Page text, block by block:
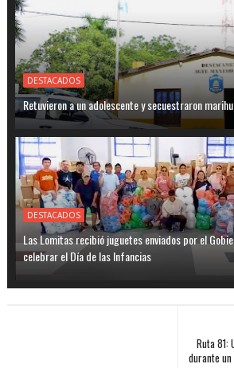
DESTACADOS
Retuvieron a un adolescente y secuestraron
DESTACADOS
Las Lomitas recibió juguetes enviados por el
celebrar el Día de las Infancias
Ruta 81:
durante